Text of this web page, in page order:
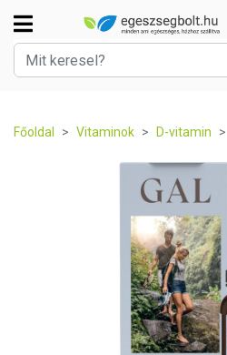
Főoldal Vitaminok D-vitamin